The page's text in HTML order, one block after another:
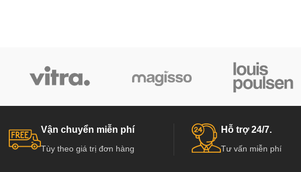
Vận chuyển miễn phí
Tùy theo giá trị đơn hàng
Hỗ trợ 24/7.
Tư vấn miễn phí